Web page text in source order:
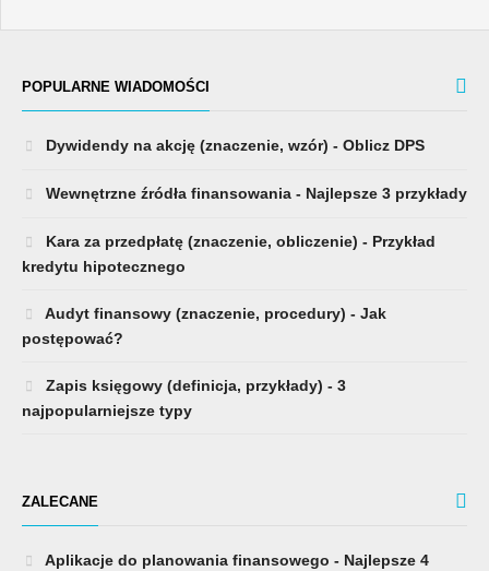
POPULARNE WIADOMOŚCI
Dywidendy na akcję (znaczenie, wzór) - Oblicz DPS
Wewnętrzne źródła finansowania - Najlepsze 3 przykłady
Kara za przedpłatę (znaczenie, obliczenie) - Przykład
kredytu hipotecznego
Audyt finansowy (znaczenie, procedury) - Jak
postępować?
Zapis księgowy (definicja, przykłady) - 3
najpopularniejsze typy
ZALECANE
Aplikacje do planowania finansowego - Najlepsze 4